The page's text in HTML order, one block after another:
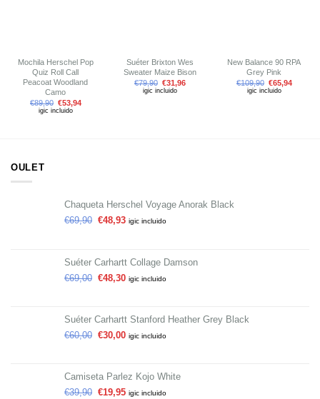
Mochila Herschel Pop
Quiz Roll Call
Peacoat Woodland
Camo
€89,90 €53,94
igic incluido
Suéter Brixton Wes
Sweater Maize Bison
€79,90 €31,96
igic incluido
New Balance 90 RPA
Grey Pink
€109,90 €65,94
igic incluido
OULET
Chaqueta Herschel Voyage Anorak Black
€69,90 €48,93 igic incluido
Suéter Carhartt Collage Damson
€69,00 €48,30 igic incluido
Suéter Carhartt Stanford Heather Grey Black
€60,00 €30,00 igic incluido
Camiseta Parlez Kojo White
€39,90 €19,95 igic incluido